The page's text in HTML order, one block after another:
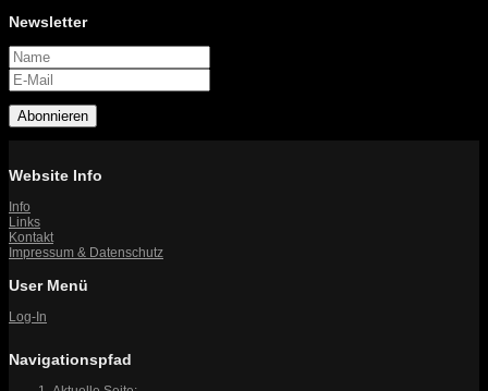
Newsletter
Abonnieren
Website Info
Info
Links
Kontakt
Impressum & Datenschutz
User Menü
Log-In
Navigationspfad